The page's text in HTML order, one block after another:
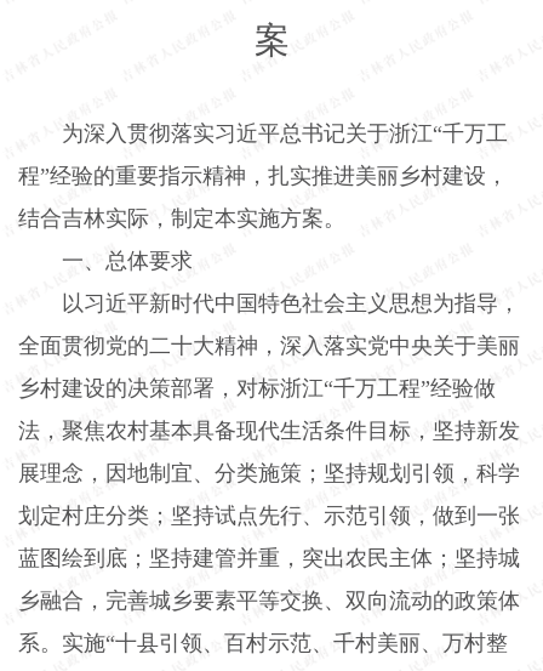
案
为深入贯彻落实习近平总书记关于浙江“千万工
程”经验的重要指示精神，扎实推进美丽乡村建设，
结合吉林实际，制定本实施方案。
一、总体要求
以习近平新时代中国特色社会主义思想为指导，
全面贯彻党的二十大精神，深入落实党中央关于美丽
乡村建设的决策部署，对标浙江“千万工程”经验做
法，聚焦农村基本具备现代生活条件目标，坚持新发
展理念，因地制宜、分类施策；坚持规划引领，科学
划定村庄分类；坚持试点先行、示范引领，做到一张
蓝图绘到底；坚持建管并重，突出农民主体；坚持城
乡融合，完善城乡要素平等交换、双向流动的政策体
系。实施“十县引领、百村示范、千村美丽、万村整